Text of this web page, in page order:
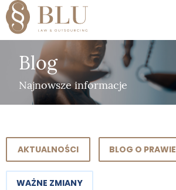
Blog
Najnowsze informacje
AKTUALNOŚCI BLOG O PRAWIE
WAŻNE ZMIANY